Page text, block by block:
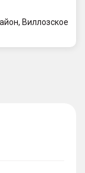
Виллозское